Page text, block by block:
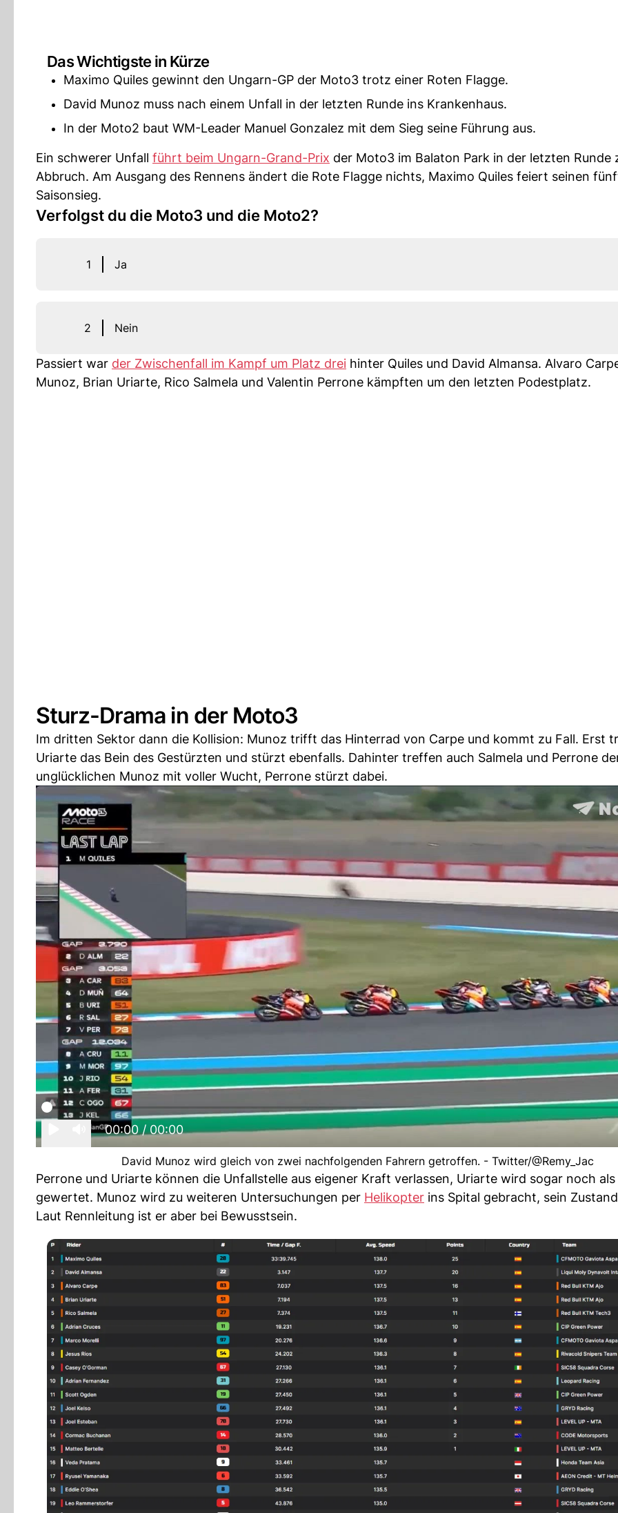
Das Wichtigste in Kürze
Maximo Quiles gewinnt den Ungarn-GP der Moto3 trotz einer Roten Flagge.
David Munoz muss nach einem Unfall in der letzten Runde ins Krankenhaus.
In der Moto2 baut WM-Leader Manuel Gonzalez mit dem Sieg seine Führung aus.
Ein schwerer Unfall führt beim Ungarn-Grand-Prix der Moto3 im Balaton Park in der letzten Runde
Abbruch. Am Ausgang des Rennens ändert die Rote Flagge nichts, Maximo Quiles feiert seinen
Saisonsieg.
Verfolgst du die Moto3 und die Moto2?
1 Ja
2 Nein
Passiert war der Zwischenfall im Kampf um Platz drei hinter Quiles und David Almansa. Alvaro
Munoz, Brian Uriarte, Rico Salmela und Valentin Perrone kämpften um den letzten Podestplatz.
Sturz-Drama in der Moto3
Im dritten Sektor dann die Kollision: Munoz trifft das Hinterrad von Carpe und kommt zu Fall. Erst
Uriarte das Bein des Gestürzten und stürzt ebenfalls. Dahinter treffen auch Salmela und Perrone
unglücklichen Munoz mit voller Wucht, Perrone stürzt dabei.
00:00/ 00:00
David Munoz wird gleich von zwei nachfolgenden Fahrern getroffen. - Twitter/@Remy_Jac
Perrone und Uriarte können die Unfallstelle aus eigener Kraft verlassen, Uriarte wird sogar noch
gewertet. Munoz wird zu weiteren Untersuchungen per Helikopter ins Spital gebracht, sein
Laut Rennleitung ist er aber bei Bewusstsein.